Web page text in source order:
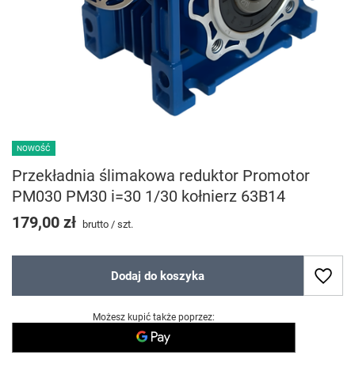
NOWOŚĆ
Przekładnia ślimakowa reduktor Promotor
PM030 PM30 i=30 1/30 kołnierz 63B14
179,00 zł
brutto / szt.
Dodaj do koszyka
Możesz kupić także poprzez: